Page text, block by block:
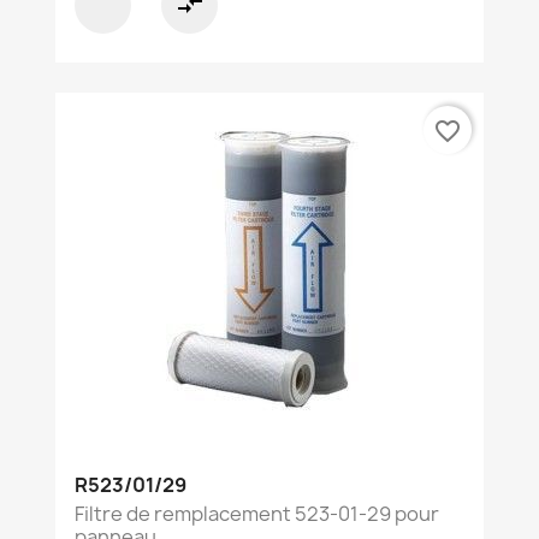
R523/01/29
Filtre de remplacement 523-01-29 pour
favorite_border